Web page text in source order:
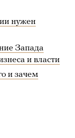
нужен
Запада
и власти
и зачем